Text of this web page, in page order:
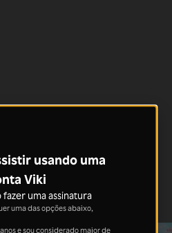
usando uma
Viki
fazer uma assinatura
uma das opções abaixo,
e sou considerado maior de